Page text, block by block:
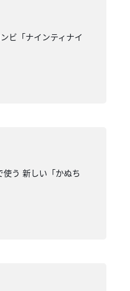
ビ「ナインティナイ
う 新しい「かぬち